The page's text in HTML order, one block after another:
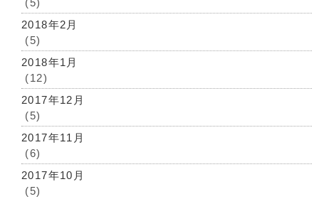
(5)
2018年2月
(5)
2018年1月
(12)
2017年12月
(5)
2017年11月
(6)
2017年10月
(5)